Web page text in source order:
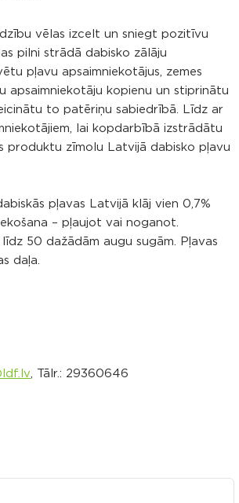
vēlas izcelt un sniegt pozitīvu
pilni strādā dabisko zālāju
pļavu apsaimniekotājus, zemes
apsaimniekotāju kopienu un stiprinātu
to patēriņu sabiedrībā. Līdz ar
lai kopdarbībā izstrādātu
produktu zīmolu Latvijā dabisko pļavu
pļavas Latvijā klāj vien 0,7%
– pļaujot vai noganot.
50 dažādām augu sugām. Pļavas
daļa.
, Tālr.: 29360646